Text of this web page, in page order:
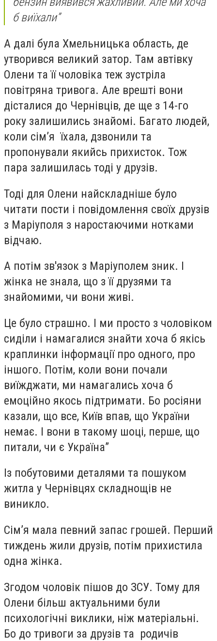
б виїхали”
А далі була Хмельницька область, де
утворився великий затор. Там автівку
Олени та її чоловіка теж зустріла
повітряна тривога. Але врешті вони
дісталися до Чернівців, де ще з 14-го
року залишились знайомі. Багато людей,
коли сімʼя їхала, дзвонили та
пропонували якийсь прихисток. Тож
пара залишилась тоді у друзів.
Тоді для Олени найскладніше було
читати пости і повідомлення своїх друзів
з Маріуполя з наростаючими нотками
відчаю.
А потім зв'язок з Маріуполем зник. І
жінка не знала, що з її друзями та
знайомими, чи вони живі.
Це було страшно. І ми просто з чоловіком
сиділи і намагалися знайти хоча б якісь
краплинки інформації про одного, про
іншого. Потім, коли вони почали
виїжджати, ми намагались хоча б
емоційно якось підтримати. Бо росіяни
казали, що все, Київ впав, що України
немає. І вони в такому шоці, перше, що
питали, чи є Україна”
Із побутовими деталями та пошуком
житла у Чернівцях складнощів не
виникло.
Сімʼя мала певний запас грошей. Перший
тиждень жили друзів, потім прихистила
одна жінка.
Згодом чоловік пішов до ЗСУ. Тому для
Олени більш актуальними були
психологічні виклики, ніж матеріальні.
Бо до тривоги за друзів та родичів